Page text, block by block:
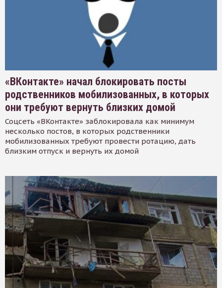
«ВКонтакте» начал блокировать посты
родственников мобилизованных, в которых
они требуют вернуть близких домой
Соцсеть «ВКонтакте» заблокировала как минимум
несколько постов, в которых родственники
мобилизованных требуют провести ротацию, дать
близким отпуск и вернуть их домой